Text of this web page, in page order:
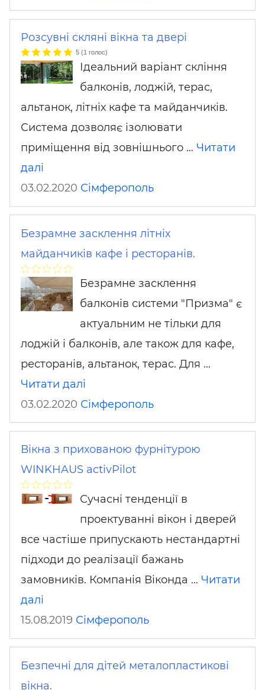
Розсувні скляні вікна та двері
5 (1 голос)
Ідеальний варіант скління
балконів, лоджій, терас,
альтанок, літніх кафе та майданчиків.
Система дозволяє ізолювати
приміщення від зовнішнього … Читати
далі
03.02.2020 Сімферополь
Безрамне засклення літніх
майданчиків кафе і ресторанів.
Безрамне засклення
балконів системи "Призма" є
актуальним не тільки для
лоджій і балконів, але також для кафе,
ресторанів, альтанок, терас. Для …
Читати далі
03.02.2020 Сімферополь
Вікна з прихованою фурнітурою
WINKHAUS activPilot
Сучасні тенденції в
проектуванні вікон і дверей
все частіше припускають нестандартні
підходи до реалізації бажань
замовників. Компанія Віконда … Читати
далі
15.08.2019 Сімферополь
Безпечні для дітей металопластикові
вікна.